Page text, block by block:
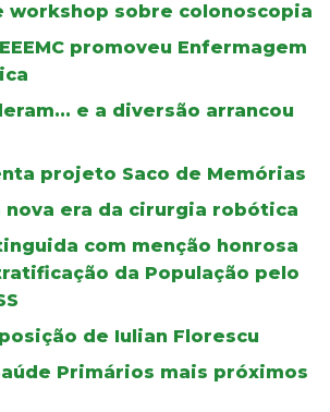
workshop sobre colonoscopia
promoveu Enfermagem
e a diversão arrancou
projeto Saco de Memórias
nova era da cirurgia robótica
com menção honrosa
da População pelo
de Iulian Florescu
Primários mais próximos